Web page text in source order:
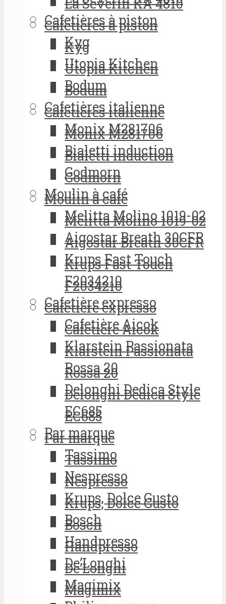
Cafetières à piston
Kyg
Utopia Kitchen
Bodum
Cafetières italienne
Monix M281706
Bialetti induction
Godmorn
Moulin à café
Melitta Molino 1019-02
Aigostar Breath 30CFR
Krups Fast Touch
F2034210
Cafetière expresso
Cafetière Aicok
Klarstein Passionata
Rossa 20
Delonghi Dedica Style
EC685
Par marque
Tassimo
Nespresso
Krups, Dolce Gusto
Bosch
Handpresso
De’Longhi
Magimix
La Severin KA 4810
Cafetières à piston
Kyg
Utopia Kitchen
Bodum
Cafetières italienne
Monix M281706
Bialetti induction
Godmorn
Moulin à café
Melitta Molino 1019-02
Aigostar Breath 30CFR
Krups Fast Touch
F2034210
Cafetière expresso
Cafetière Aicok
Klarstein Passionata
Rossa 20
Delonghi Dedica Style
EC685
Par marque
Tassimo
Nespresso
Krups, Dolce Gusto
Bosch
Handpresso
De’Longhi
Magimix